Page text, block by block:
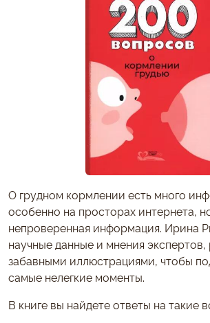
О грудном кормлении есть много
особенно на просторах интернета,
непроверенная информация. Ирина
научные данные и мнения экспертов,
забавными иллюстрациями, чтобы
самые нелегкие моменты.
В книге вы найдете ответы на такие